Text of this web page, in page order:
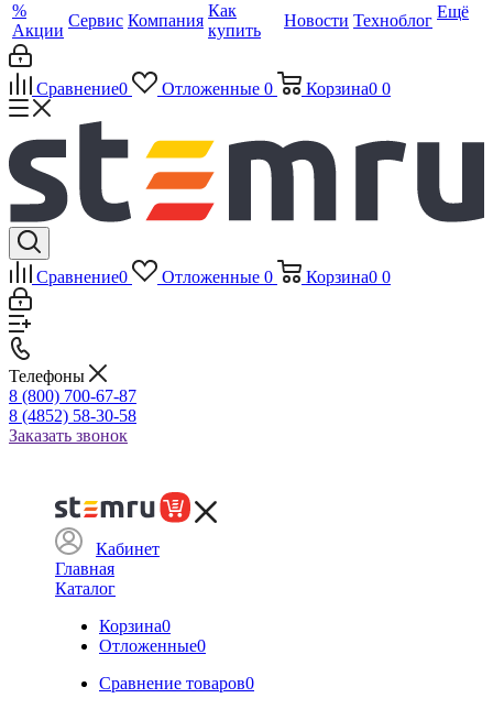
%
Акции
Сервис Компания
Как
купить
Новости Техноблог Ещё
Сравнение0 Отложенные 0 Корзина0 0
Сравнение0 Отложенные 0 Корзина0 0
Телефоны
8 (800) 700-67-87
8 (4852) 58-30-58
Заказать звонок
Кабинет
Главная
Каталог
Корзина0
Отложенные0
Сравнение товаров0